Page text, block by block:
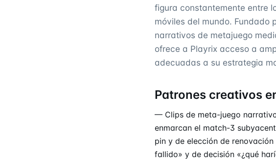
figura constantemente entre
móviles del mundo. Fundado
narrativos de metajuego
ofrece a Playrix acceso a
adecuadas a su estrategia
Patrones creativos
— Clips de meta-juego
enmarcan el match-3
pin y de elección de
fallido» y de decisión «¿qué